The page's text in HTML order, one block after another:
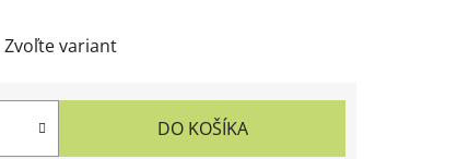
Zvoľte variant
DO KOŠÍKA